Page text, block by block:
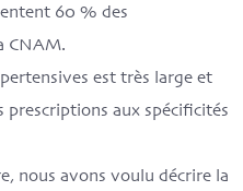
60 % des
CNAM.
est très large et
prescriptions aux spécificités
nous avons voulu décrire la